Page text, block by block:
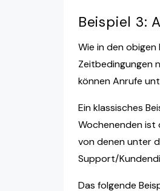
Beispiel 3:
Wie in den
Zeitbedingungen
können Anrufe
Ein klassisches
Wochenenden ist
von denen unter
Support/
Das folgende